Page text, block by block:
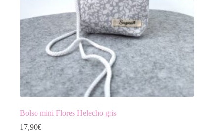
Bolso mini Flores Helecho gris
17,90€